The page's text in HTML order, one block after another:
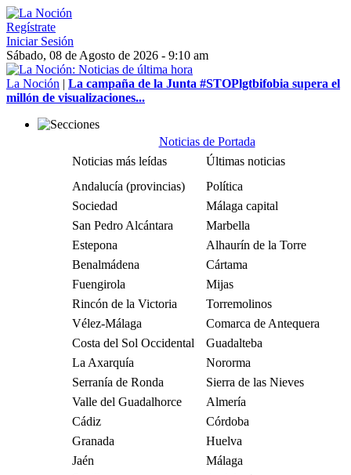
Regístrate
Iniciar Sesión
Sábado, 08 de Agosto de 2026 - 9:10 am
La Noción | La campaña de la Junta #STOPlgtbifobia supera el
millón de visualizaciones...
Noticias de Portada
Noticias más leídas
Últimas noticias
Andalucía (provincias)
Política
Sociedad
Málaga capital
San Pedro Alcántara
Marbella
Estepona
Alhaurín de la Torre
Benalmádena
Cártama
Fuengirola
Mijas
Rincón de la Victoria
Torremolinos
Vélez-Málaga
Comarca de Antequera
Costa del Sol Occidental
Guadalteba
La Axarquía
Nororma
Serranía de Ronda
Sierra de las Nieves
Valle del Guadalhorce
Almería
Cádiz
Córdoba
Granada
Huelva
Jaén
Málaga